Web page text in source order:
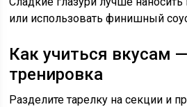
или использовать финишный
Как учиться вкусам
тренировка
Разделите тарелку на секции и